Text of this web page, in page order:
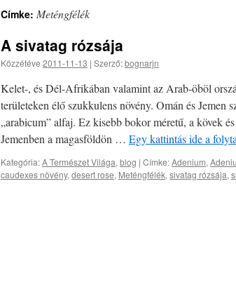
Címke: Meténgfélék
A sivatag rózsája
Közzétéve 2011-11-13 | Szerző:bognarjn
Kelet-, és Dél-Afrikában valamint az Arab-öböl
területeken élő szukkulens növény. Omán és Jemen
„arabicum” alfaj. Ez kisebb bokor méretű, a kövek
Jemenben a magasföldön … Egy kattintás ide a
Kategória:A Természet Világa, blog | Címke:Adenium,
caudexes növény, desert rose, Meténgfélék, sivatag rózsája,